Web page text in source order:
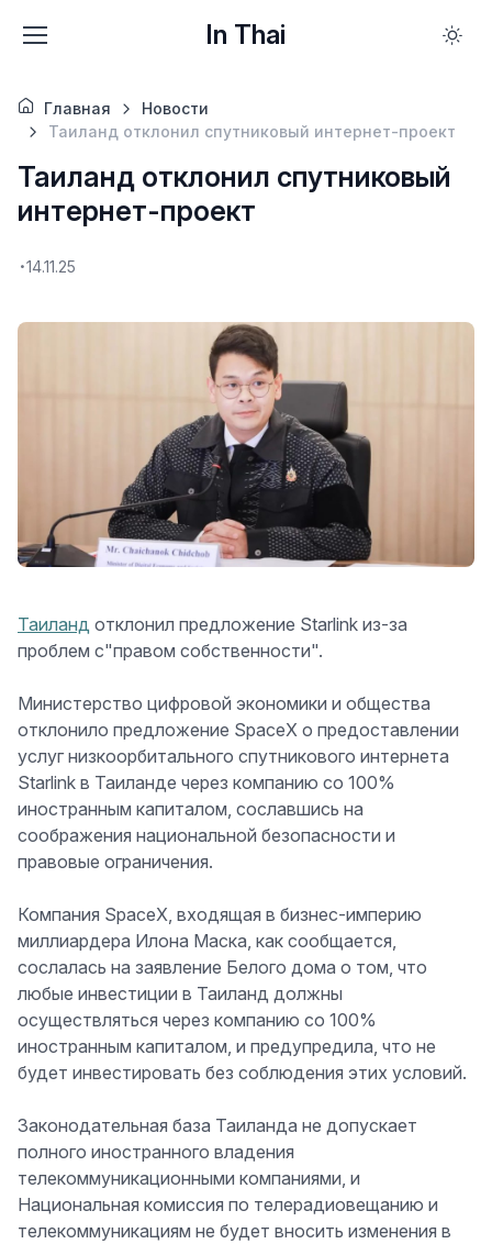
In Thai
Главная
Новости
Таиланд отклонил спутниковый интернет-проект
Таиланд отклонил спутниковый
интернет-проект
14.11.25
Таиланд отклонил предложение Starlink из-за
проблем с"правом собственности".
Министерство цифровой экономики и общества
отклонило предложение SpaceX о предоставлении
услуг низкоорбитального спутникового интернета
Starlink в Таиланде через компанию со 100%
иностранным капиталом, сославшись на
соображения национальной безопасности и
правовые ограничения.
Компания SpaceX, входящая в бизнес-империю
миллиардера Илона Маска, как сообщается,
сослалась на заявление Белого дома о том, что
любые инвестиции в Таиланд должны
осуществляться через компанию со 100%
иностранным капиталом, и предупредила, что не
будет инвестировать без соблюдения этих условий.
Законодательная база Таиланда не допускает
полного иностранного владения
телекоммуникационными компаниями, и
Национальная комиссия по телерадиовещанию и
телекоммуникациям не будет вносить изменения в